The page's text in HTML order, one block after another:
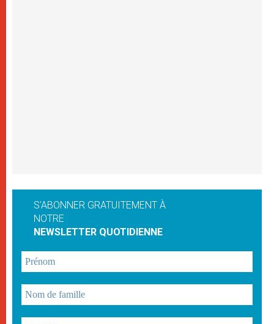
S'ABONNER GRATUITEMENT À
NOTRE
NEWSLETTER QUOTIDIENNE